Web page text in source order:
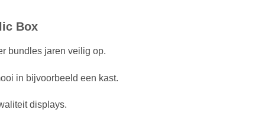
Box
bundles jaren veilig op.
in bijvoorbeeld een kast.
displays.